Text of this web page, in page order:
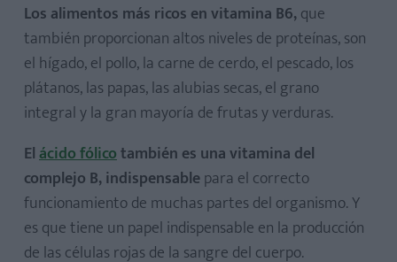
Los alimentos más ricos en vitamina B6,que
también proporcionan altos niveles de proteínas, son
el hígado, el pollo, la carne de cerdo, el pescado, los
plátanos, las papas, las alubias secas, el grano
integral y la gran mayoría de frutas y verduras.
Elácido fólicotambién es una vitamina del
complejo B, indispensablepara el correcto
funcionamiento de muchas partes del organismo. Y
es que tiene un papel indispensable en la producción
de las células rojas de la sangre del cuerpo.